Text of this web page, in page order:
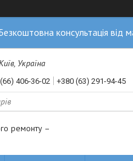
консультація від
Україна
406-36-02 +380 (63) 291-94-45
ремонту –